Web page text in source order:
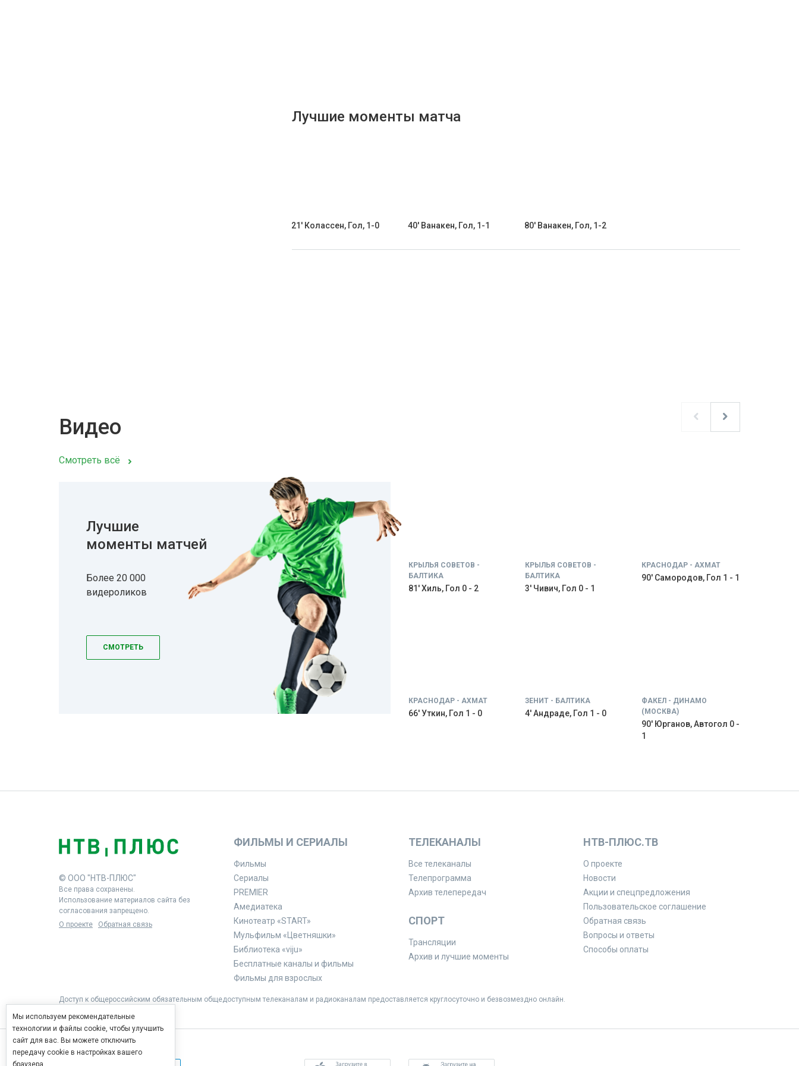
Лучшие моменты матча
21' Колассен, Гол, 1-0 40' Ванакен, Гол, 1-1 80' Ванакен, Гол, 1-2
Видео
Смотреть всё
Лучшие
моменты матчей
Более 20 000
видероликов
СМОТРЕТЬ
КРЫЛЬЯ СОВЕТОВ -
БАЛТИКА
81' Хиль, Гол 0 - 2
КРЫЛЬЯ СОВЕТОВ -
БАЛТИКА
3' Чивич, Гол 0 - 1
КРАСНОДАР - АХМАТ
90' Самородов, Гол 1 - 1
КРАСНОДАР - АХМАТ
66' Уткин, Гол 1 - 0
ЗЕНИТ - БАЛТИКА
4' Андраде, Гол 1 - 0
ФАКЕЛ - ДИНАМО
(МОСКВА)
90' Юрганов, Автогол 0 -
1
© ООО "НТВ-ПЛЮС"
Все права сохранены.
Использование материалов сайта без
согласования запрещено.
О проекте
Обратная связь
ФИЛЬМЫ И СЕРИАЛЫ
Фильмы
Сериалы
PREMIER
Амедиатека
Кинотеатр «START»
Мульфильм «Цветняшки»
Библиотека «viju»
Бесплатные каналы и фильмы
Фильмы для взрослых
ТЕЛЕКАНАЛЫ
Все телеканалы
Телепрограмма
Архив телепередач
СПОРТ
Трансляции
Архив и лучшие моменты
НТВ-ПЛЮС.ТВ
О проекте
Новости
Акции и спецпредложения
Пользовательское соглашение
Обратная связь
Вопросы и ответы
Способы оплаты
Доступ к общероссийским обязательным общедоступным телеканалам и радиоканалам предоставляется круглосуточно и безвозмездно онлайн.
Мы используем рекомендательные
технологии и файлы cookie, чтобы улучшить
сайт для вас. Вы можете отключить
передачу cookie в настройках вашего
браузера